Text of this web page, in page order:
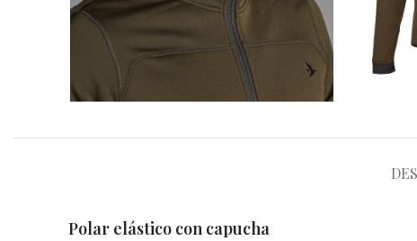
Polar elástico con capucha